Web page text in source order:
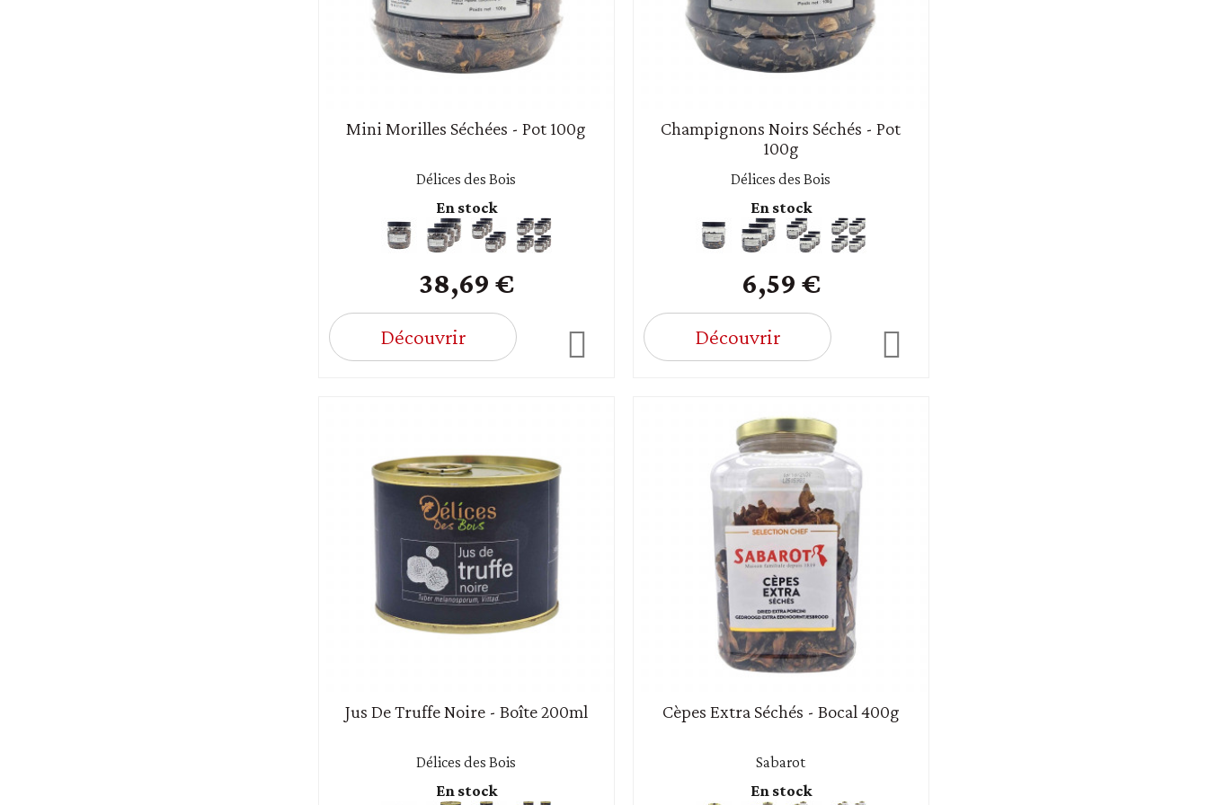
Mini Morilles Séchées - Pot 100g
Délices des Bois
En stock
38,69 €
Découvrir
Champignons Noirs Séchés - Pot
100g
Délices des Bois
En stock
6,59 €
Découvrir
Jus De Truffe Noire - Boîte 200ml
Délices des Bois
En stock
Cèpes Extra Séchés - Bocal 400g
Sabarot
En stock